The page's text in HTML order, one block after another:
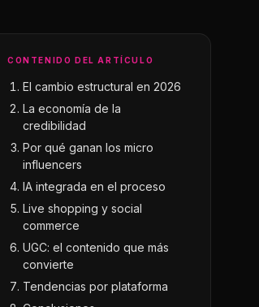
CONTENIDO DEL ARTÍCULO
El cambio estructural en 2026
La economía de la
credibilidad
Por qué ganan los micro
influencers
IA integrada en el proceso
Live shopping y social
commerce
UGC: el contenido que más
convierte
Tendencias por plataforma